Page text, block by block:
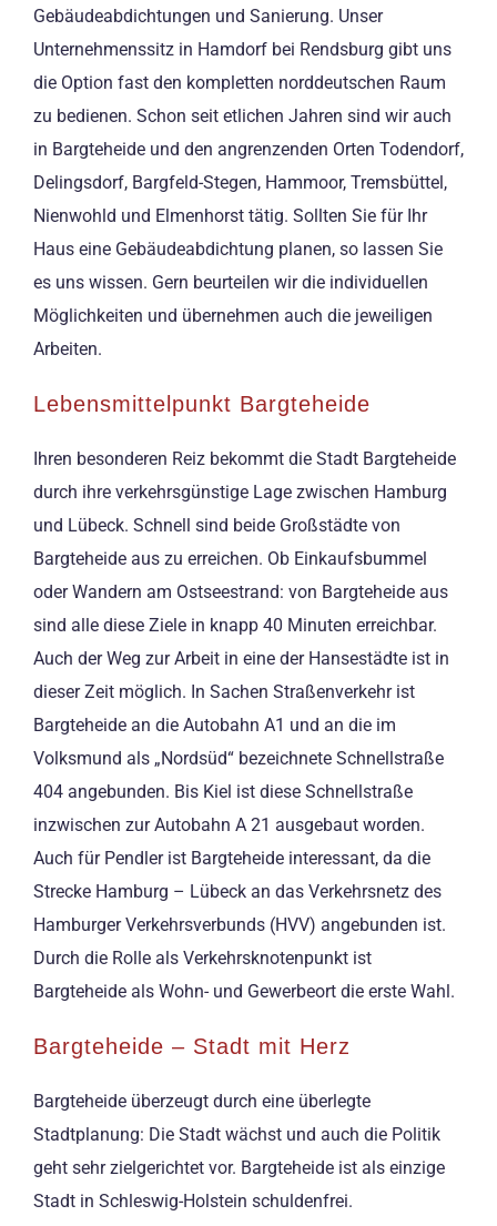
Gebäudeabdichtungen und Sanierung. Unser
Unternehmenssitz in Hamdorf bei Rendsburg gibt uns
die Option fast den kompletten norddeutschen Raum
zu bedienen. Schon seit etlichen Jahren sind wir auch
in Bargteheide und den angrenzenden Orten Todendorf,
Delingsdorf, Bargfeld-Stegen, Hammoor, Tremsbüttel,
Nienwohld und Elmenhorst tätig. Sollten Sie für Ihr
Haus eine Gebäudeabdichtung planen, so lassen Sie
es uns wissen. Gern beurteilen wir die individuellen
Möglichkeiten und übernehmen auch die jeweiligen
Arbeiten.
Lebensmittelpunkt Bargteheide
Ihren besonderen Reiz bekommt die Stadt Bargteheide
durch ihre verkehrsgünstige Lage zwischen Hamburg
und Lübeck. Schnell sind beide Großstädte von
Bargteheide aus zu erreichen. Ob Einkaufsbummel
oder Wandern am Ostseestrand: von Bargteheide aus
sind alle diese Ziele in knapp 40 Minuten erreichbar.
Auch der Weg zur Arbeit in eine der Hansestädte ist in
dieser Zeit möglich. In Sachen Straßenverkehr ist
Bargteheide an die Autobahn A1 und an die im
Volksmund als „Nordsüd“ bezeichnete Schnellstraße
404 angebunden. Bis Kiel ist diese Schnellstraße
inzwischen zur Autobahn A 21 ausgebaut worden.
Auch für Pendler ist Bargteheide interessant, da die
Strecke Hamburg – Lübeck an das Verkehrsnetz des
Hamburger Verkehrsverbunds (HVV) angebunden ist.
Durch die Rolle als Verkehrsknotenpunkt ist
Bargteheide als Wohn- und Gewerbeort die erste Wahl.
Bargteheide – Stadt mit Herz
Bargteheide überzeugt durch eine überlegte
Stadtplanung: Die Stadt wächst und auch die Politik
geht sehr zielgerichtet vor. Bargteheide ist als einzige
Stadt in Schleswig-Holstein schuldenfrei.